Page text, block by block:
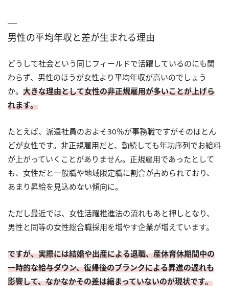
男性の平均年収と差が生まれる理由
どうして社会という同じフィールドで活躍しているのにも関
わらず、男性のほうが女性より平均年収が高いのでしょう
か。 大きな理由として女性の非正規雇用が多いことが上げら
れます。
たとえば、派遣社員のおよそ30％が事務職ですがそのほとん
どが女性です。非正規雇用だと、勤続しても年功序列でお給料
が上がっていくことがありません。正規雇用であったとして
も、女性だと一般職や地域限定職に割合が占められており、
あまり昇給を見込めない傾向に。
ただし最近では、女性活躍推進法の流れもあと押しとなり、
男性と同等の女性総合職採用を増やす企業が増えています。
ですが、実際には結婚や出産による退職、産休育休期間中の
一時的な給与ダウン、復帰後のブランクによる昇進の遅れも
影響して、なかなかその差は縮まっていないのが現状です。